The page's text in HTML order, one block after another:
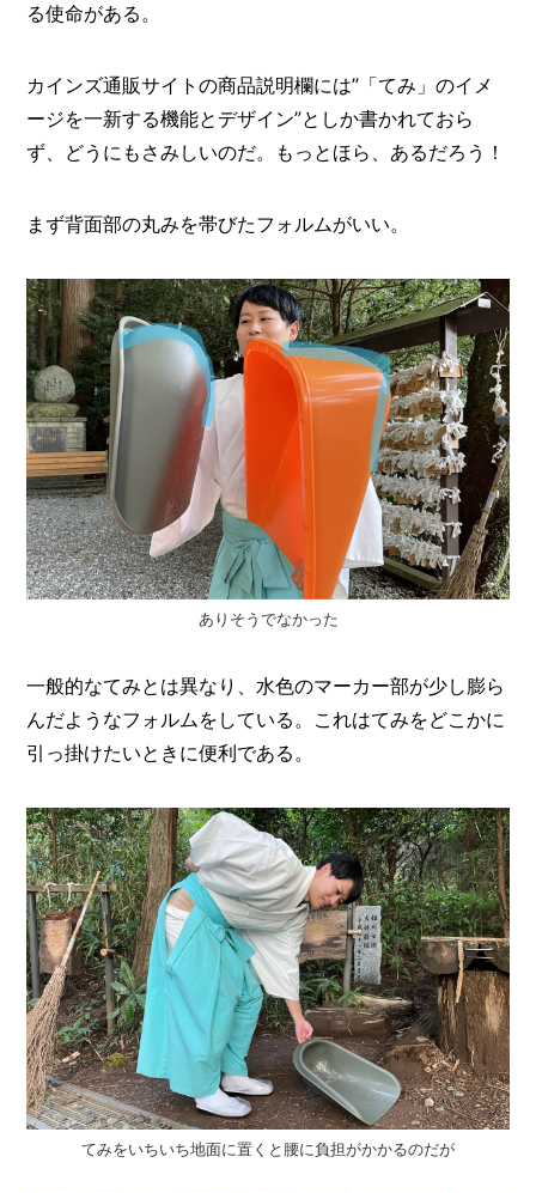
る使命がある。
カインズ通販サイトの商品説明欄には”「てみ」のイメ
ージを一新する機能とデザイン”としか書かれておら
ず、どうにもさみしいのだ。もっとほら、あるだろう！
まず背面部の丸みを帯びたフォルムがいい。
ありそうでなかった
一般的なてみとは異なり、水色のマーカー部が少し膨ら
んだようなフォルムをしている。これはてみをどこかに
引っ掛けたいときに便利である。
てみをいちいち地面に置くと腰に負担がかかるのだが